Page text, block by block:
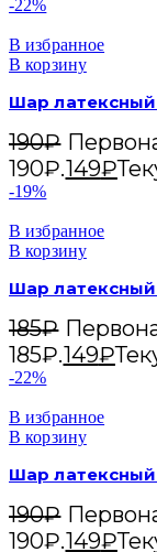
-22%
В избранное
В корзину
Шар
190₽
190₽.149₽
-19%
В избранное
В корзину
Шар
185₽
185₽.149₽
-22%
В избранное
В корзину
Шар
190₽
190₽.149₽